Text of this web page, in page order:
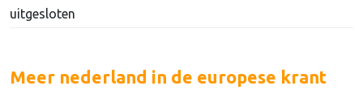
uitgesloten
Meer nederland in de europese krant